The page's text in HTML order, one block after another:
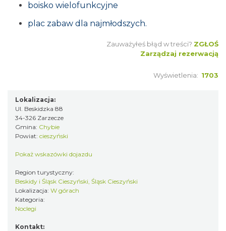
boisko wielofunkcyjne
plac zabaw dla najmłodszych.
Zauważyłeś błąd w treści? ZGŁOŚ
Zarządzaj rezerwacją
Wyświetlenia: 1703
Lokalizacja:
Ul. Beskidzka 88
34-326 Zarzecze
Gmina: Chybie
Powiat: cieszyński
Pokaż wskazówki dojazdu
Region turystyczny:
Beskidy i Śląsk Cieszyński, Śląsk Cieszyński
Lokalizacja: W górach
Kategoria:
Noclegi
Kontakt: